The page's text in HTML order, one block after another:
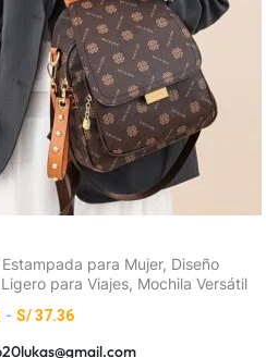
para Mujer, Diseño
para Viajes, Mochila Versátil
para Todo, Mochila Pequeña
Multifuncional para Viajes,
- S/37.36